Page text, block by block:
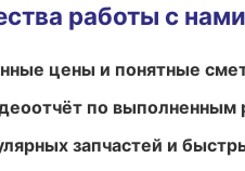
работы с нами
цены и понятные
по выполненным
запчастей и